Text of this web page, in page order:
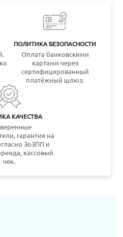
ПОЛИТИКА БЕЗОПАСНОСТИ
Оплата банковскими
картами через
сертифицированный
платёжный шлюз.
КАЧЕСТВА
гарантия на
ЗоЗПП и
кассовый
чек.